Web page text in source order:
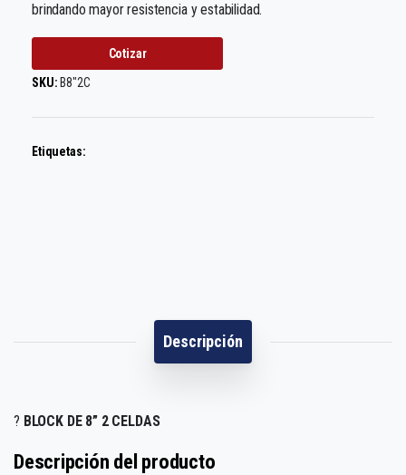
brindando mayor resistencia y estabilidad.
Cotizar
SKU: B8"2C
Etiquetas:
Descripción
? BLOCK DE 8” 2 CELDAS
Descripción del producto